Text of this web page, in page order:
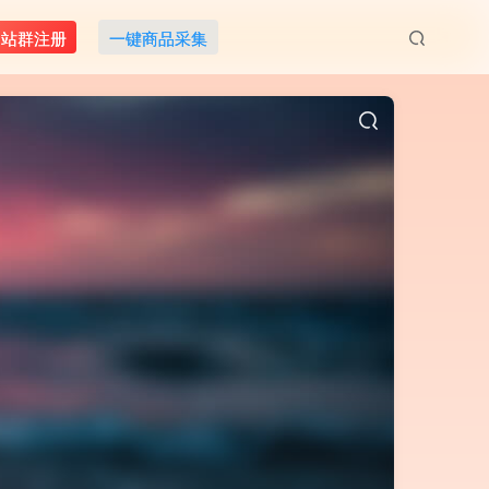
群注册 一键商品采集